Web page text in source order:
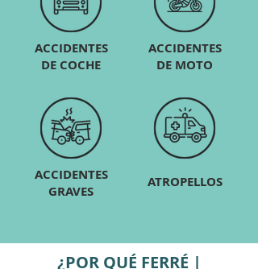
¿POR QUÉ FERRÉ |
ACCIDENTES
DE COCHE
ACCIDENTES
GRAVES
ACCIDENTES
DE MOTO
ATROPELLOS